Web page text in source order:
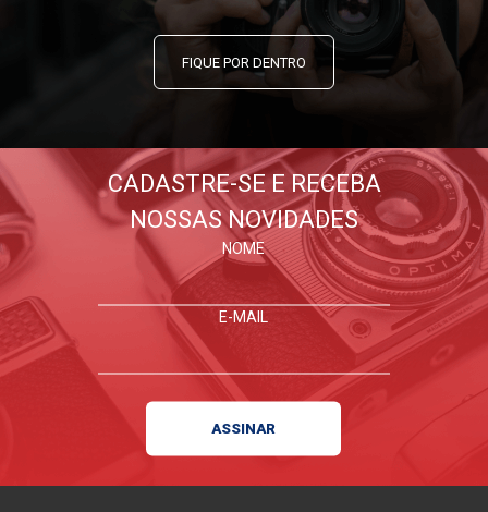
FIQUE POR DENTRO
CADASTRE-SE E RECEBA
NOSSAS NOVIDADES
NOME
E-MAIL